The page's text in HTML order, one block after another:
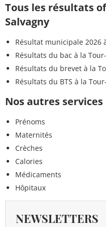
Tous les résultats
Salvagny
Résultat municipale 2026
Résultats du bac à la
Résultats du brevet à la
Résultats du BTS à la
Nos autres services
Prénoms
Maternités
Crèches
Calories
Médicaments
Hôpitaux
NEWSLETTERS